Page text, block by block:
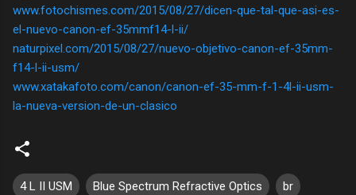
www.fotochismes.com/2015/08/27/dicen-que-tal-que-asi-es-
el-nuevo-canon-ef-35mmf14-l-ii/
naturpixel.com/2015/08/27/nuevo-objetivo-canon-ef-35mm-
f14-l-ii-usm/
www.xatakafoto.com/canon/canon-ef-35-mm-f-1-4l-ii-usm-
la-nueva-version-de-un-clasico
4 L II USM Blue Spectrum Refractive Optics br